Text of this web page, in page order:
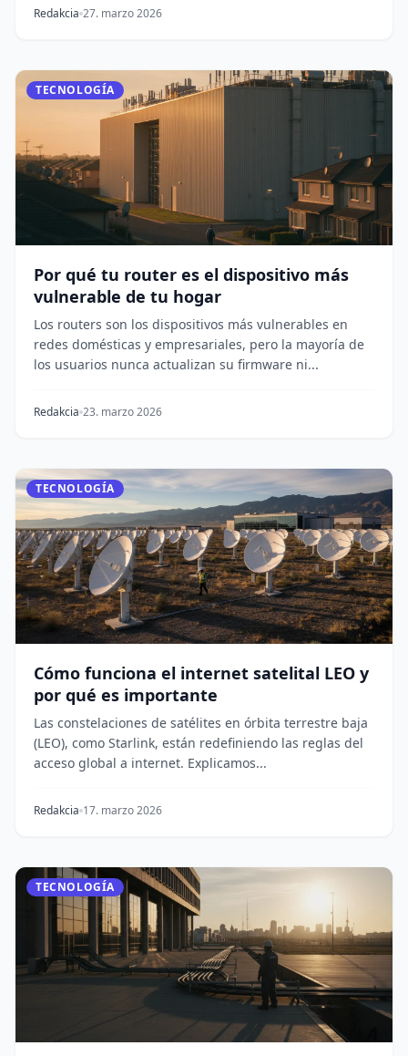
Redakcia 27. marzo 2026
TECNOLOGÍA
Por qué tu router es el dispositivo más
vulnerable de tu hogar
Los routers son los dispositivos más vulnerables en
redes domésticas y empresariales, pero la mayoría de
los usuarios nunca actualizan su firmware ni...
Redakcia 23. marzo 2026
TECNOLOGÍA
Cómo funciona el internet satelital LEO y
por qué es importante
Las constelaciones de satélites en órbita terrestre baja
(LEO), como Starlink, están redefiniendo las reglas del
acceso global a internet. Explicamos...
Redakcia 17. marzo 2026
TECNOLOGÍA